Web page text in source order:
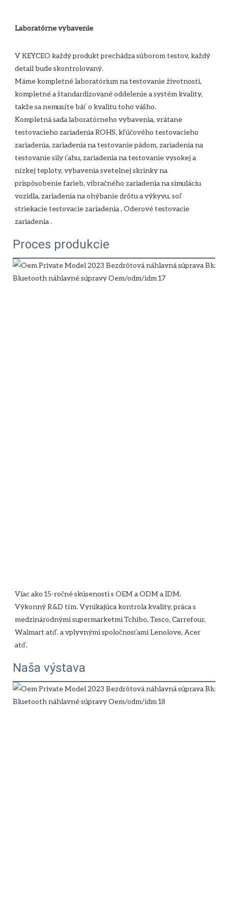
V KEYCEO každý produkt prechádza súborom testov, každý
detail bude skontrolovaný.
Máme kompletné laboratórium na testovanie životnosti,
kompletné a štandardizované oddelenie a systém kvality,
takže sa nemusíte báť o kvalitu toho vášho.
Kompletná sada laboratórneho vybavenia, vrátane
testovacieho zariadenia ROHS, kľúčového testovacieho
zariadenia, zariadenia na testovanie pádom, zariadenia na
testovanie sily ťahu, zariadenia na testovanie vysokej a
nízkej teploty, vybavenia svetelnej skrinky na
prispôsobenie farieb, vibračného zariadenia na simuláciu
vozidla, zariadenia na ohýbanie drôtu a výkyvu, soľ
striekacie testovacie zariadenia , Oderové testovacie
Proces produkcie
Viac ako 15-ročné skúsenosti s OEM a ODM a IDM.
Výkonný R&D tím. Vynikajúca kontrola kvality, práca s
medzinárodnými supermarketmi Tchibo, Tesco, Carrefour,
Walmart atď. a vplyvnými spoločnosťami Lenolove, Acer
Naša výstava